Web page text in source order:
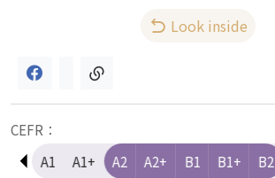
Look inside
CEFR：
A1
A1 A1+ A2 A2+ B1 B1+ B2